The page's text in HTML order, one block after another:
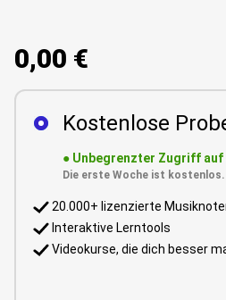
0,00 €
Kostenlose
● Unbegrenzter Zugriff auf
Die erste Woche ist
20.000+ lizenzierte
Interaktive Lerntools
Videokurse, die dich besser